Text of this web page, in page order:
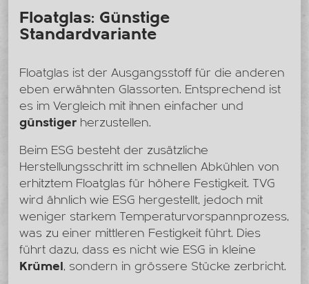
Floatglas: Günstige
Standardvariante
Floatglas ist der Ausgangsstoff für die anderen
eben erwähnten Glassorten. Entsprechend ist
es im Vergleich mit ihnen einfacher und
günstiger herzustellen.
Beim ESG besteht der zusätzliche
Herstellungsschritt im schnellen Abkühlen von
erhitztem Floatglas für höhere Festigkeit. TVG
wird ähnlich wie ESG hergestellt, jedoch mit
weniger starkem Temperaturvorspannprozess,
was zu einer mittleren Festigkeit führt. Dies
führt dazu, dass es nicht wie ESG in kleine
Krümel, sondern in grössere Stücke zerbricht.